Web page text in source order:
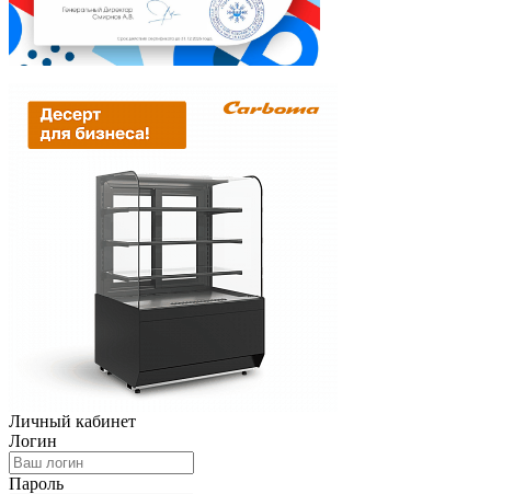
Личный кабинет
Логин
Пароль